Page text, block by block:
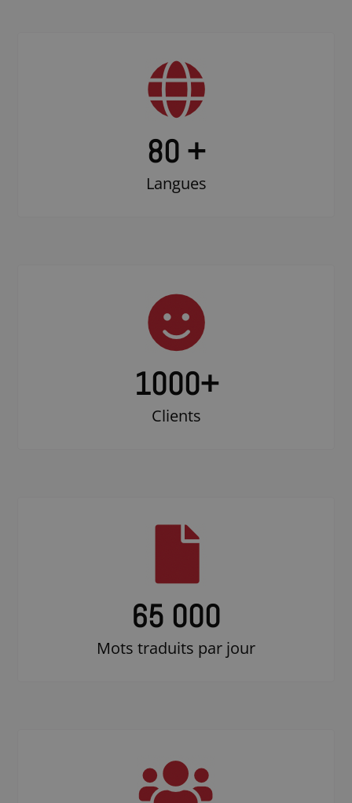
80 +
Langues
1000+
Clients
65 000
Mots traduits par jour